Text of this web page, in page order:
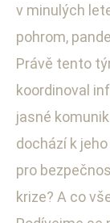
v minulých
pohrom,
Právě tento
koordinoval
jasné
dochází k
pro
krize? A co